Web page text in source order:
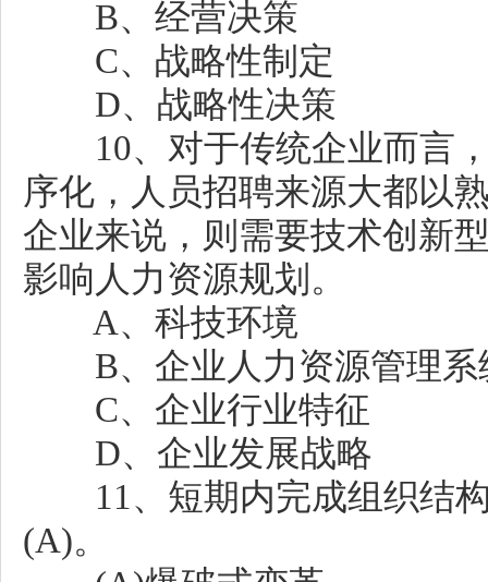
B、经营决策
C、战略性制定
D、战略性决策
10、对于传统企业而言，
序化，人员招聘来源大都以
企业来说，则需要技术创新
影响人力资源规划。
A、科技环境
B、企业人力资源管理系
C、企业行业特征
D、企业发展战略
11、短期内完成组织结构
(A)。